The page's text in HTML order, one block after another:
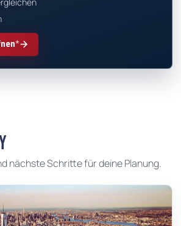
*arrow_forward
nächste Schritte für deine Planung.